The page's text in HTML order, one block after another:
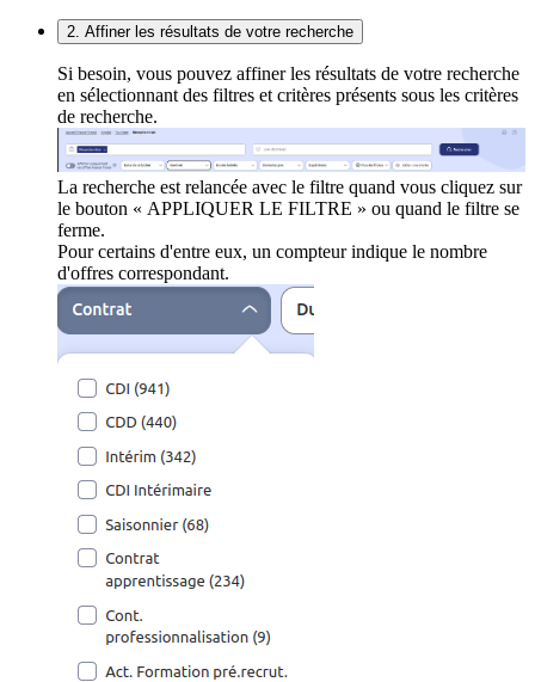
2. Affiner les résultats de votre recherche
Si besoin, vous pouvez affiner les résultats de votre recherche
en sélectionnant des filtres et critères présents sous les critères
de recherche.
La recherche est relancée avec le filtre quand vous cliquez sur
le bouton « APPLIQUER LE FILTRE » ou quand le filtre se
ferme.
Pour certains d'entre eux, un compteur indique le nombre
d'offres correspondant.